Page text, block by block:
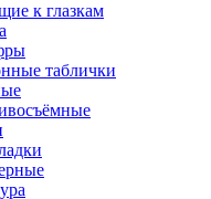
к глазкам
таблички